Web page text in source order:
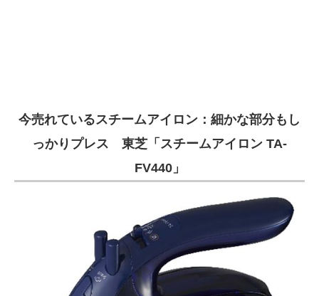
今売れているスチームアイロン：細かな部分もし
っかりプレス 東芝「スチームアイロン TA-
FV440」